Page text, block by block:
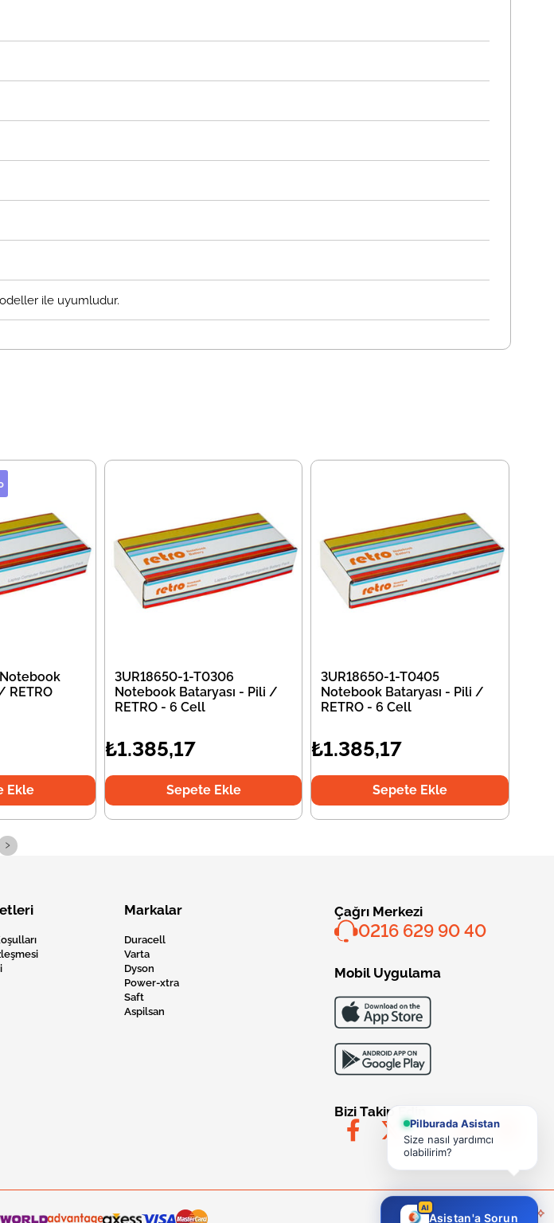
ile uyumludur.
RETRO
Ekle
3UR18650-1-T0306
Notebook Bataryası - Pili /
RETRO - 6 Cell
₺1.385,17
Sepete Ekle
3UR18650-1-T0405
Notebook Bataryası - Pili /
RETRO - 6 Cell
₺1.385,17
Sepete Ekle
›
Markalar
Duracell
Varta
Dyson
Power-xtra
Saft
Aspilsan
Çağrı Merkezi
0216 629 90 40
Mobil Uygulama
Bizi Takip Edin
Pilburada Asistan
Size nasıl yardımcı
olabilirim?
AI
Asistan'a Sorun